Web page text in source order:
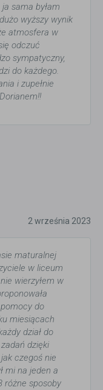
sama byłam
wyższy wynik
atmosfera w
odczuć
sympatyczny,
do każdego.
i zupełnie
2 września 2023
maturalnej
w liceum
wierzyłem w
do
miesiącach
dział do
dzięki
czegoś nie
mi na jeden a
różne sposoby